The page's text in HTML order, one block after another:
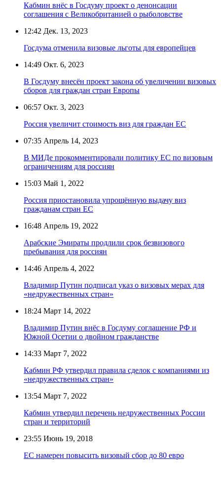
Кабмин внёс в Госдуму проект о денонсации
соглашения с Великобританией о рыболовстве
12:42 Дек. 13, 2023
Госдума отменила визовые льготы для европейцев
14:49 Окт. 6, 2023
В Госдуму внесён проект закона об увеличении визовых
сборов для граждан стран Европы
06:57 Окт. 3, 2023
Россия увеличит стоимость виз для граждан ЕС
07:35 Апрель 14, 2023
В МИДе прокомментировали политику ЕС по визовым
ограничениям для россиян
15:03 Май 1, 2022
Россия приостановила упрощённую выдачу виз
гражданам стран ЕС
16:48 Апрель 19, 2022
Арабские Эмираты продлили срок безвизового
пребывания для россиян
14:46 Апрель 4, 2022
Владимир Путин подписал указ о визовых мерах для
«недружественных стран»
18:24 Март 14, 2022
Владимир Путин внёс в Госдуму соглашение РФ и
Южной Осетии о двойном гражданстве
14:33 Март 7, 2022
Кабмин РФ утвердил правила сделок с компаниями из
«недружественных стран»
13:54 Март 7, 2022
Кабмин утвердил перечень недружественных России
стран и территорий
23:55 Июнь 19, 2018
ЕС намерен повысить визовый сбор до 80 евро